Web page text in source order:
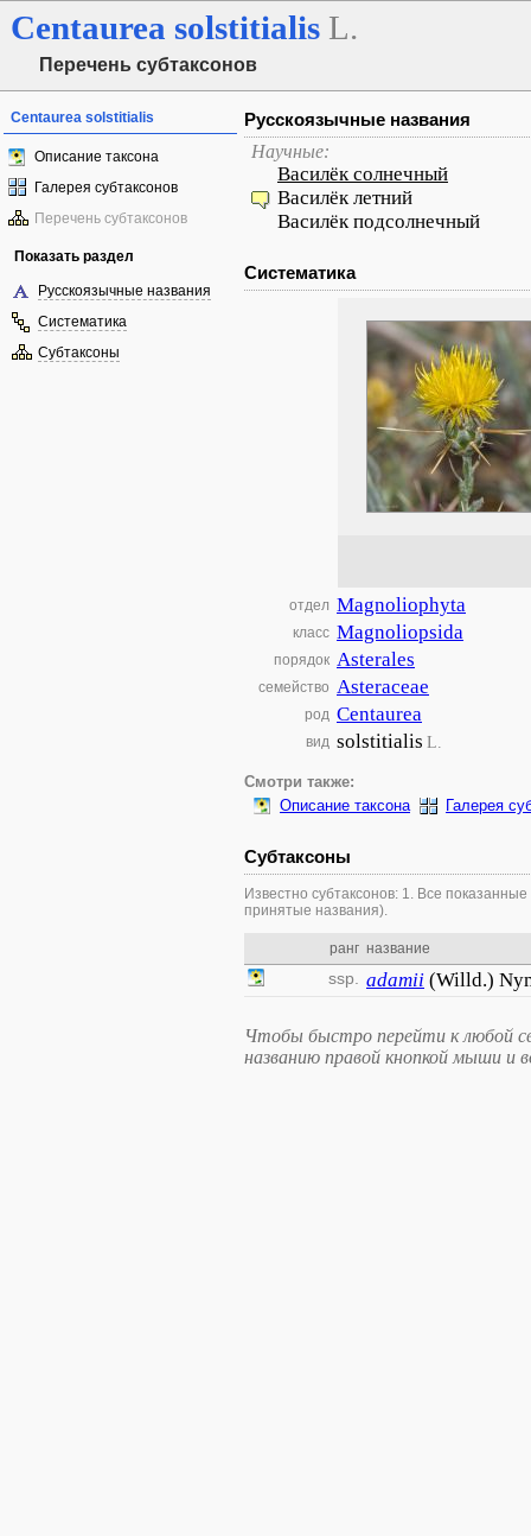
Centaurea solstitialis L.
Перечень субтаксонов
Centaurea solstitialis
Описание таксона
Галерея субтаксонов
Перечень субтаксонов
Показать раздел
Русскоязычные названия
Систематика
Субтаксоны
Русскоязычные названия
Научные:
Василёк солнечный
Василёк летний
Василёк подсолнечный
Систематика
отдел Magnoliophyta
класс Magnoliopsida
порядок Asterales
семейство Asteraceae
род Centaurea
вид solstitialis L.
Смотри также:
Описание таксона
Галерея
Субтаксоны
Известно субтаксонов: 1. Все
принятые названия).
ранг название
ssp. adamii (Willd.)
Чтобы быстро перейти к любой
названию правой кнопкой мыши и